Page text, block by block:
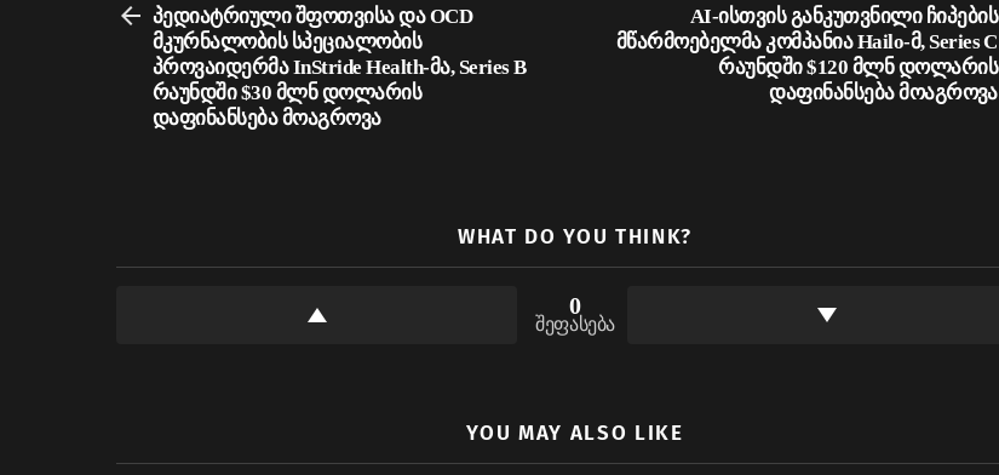
moreპედიატრიული შფოთვისა და OCD
მკურნალობის სპეციალობის
პროვაიდერმა InStride Health-მა, Series B
რაუნდში $30 მლნ დოლარის
დაფინანსება მოაგროვა
AI-ისთვის განკუთვნილი ჩიპების
მწარმოებელმა კომპანია Hailo-მ, Series C
რაუნდში $120 მლნ დოლარის
დაფინანსება მოაგროვა
WHAT DO YOU THINK?
0
შეფასება
YOU MAY ALSO LIKE